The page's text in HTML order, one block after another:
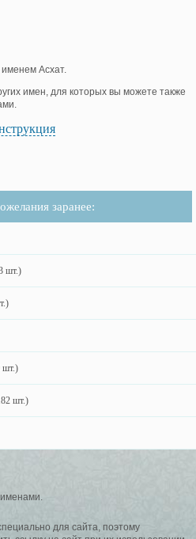
Асхат.
имен, для которых вы можете также
заранее:
шт.)
шт.)
шт.)
для сайта, поэтому